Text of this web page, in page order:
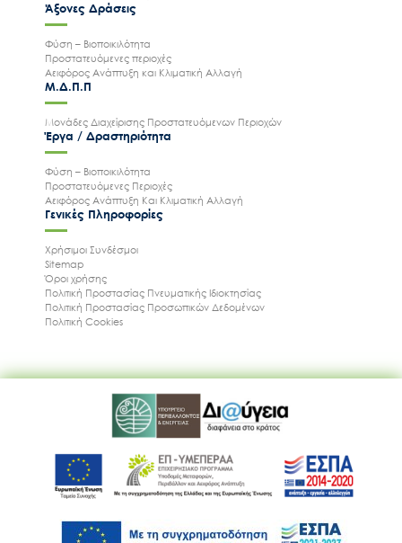
Ακολουθήστε μας
Άξονες Δράσεις
Φύση – Βιοποικιλότητα
Προστατευόμενες περιοχές
Αειφόρος Ανάπτυξη και Κλιματική Αλλαγή
Μ.Δ.Π.Π
Μονάδες Διαχείρισης Προστατευόμενων Περιοχών
Έργα / Δραστηριότητα
Φύση – Βιοποικιλότητα
Προστατευόμενες Περιοχές
Αειφόρος Ανάπτυξη Και Κλιματική Αλλαγή
Γενικές Πληροφορίες
Χρήσιμοι Συνδέσμοι
Sitemap
Όροι χρήσης
Πολιτική Προστασίας Πνευματικής Ιδιοκτησίας
Πολιτική Προστασίας Προσωπικών Δεδομένων
Πολιτική Cookies